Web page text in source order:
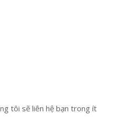
tôi sẽ liên hệ bạn trong ít